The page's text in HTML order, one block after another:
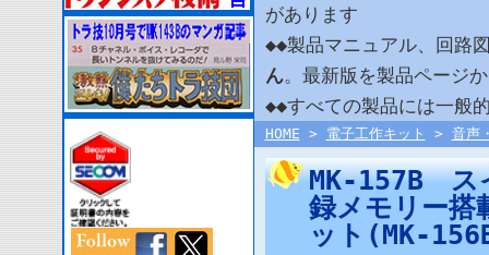
があります
◆◆製品マニュアル、回路
ん。最新版を製品ページ
◆◆すべての製品には一般
HOME > 電子工作キット > 音声
MK-157B ス
録メモリー搭
ット(MK-